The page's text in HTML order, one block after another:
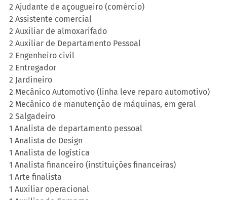
2 Ajudante de açougueiro (comércio)
2 Assistente comercial
2 Auxiliar de almoxarifado
2 Auxiliar de Departamento Pessoal
2 Engenheiro civil
2 Entregador
2 Jardineiro
2 Mecânico Automotivo (linha leve reparo automotivo)
2 Mecânico de manutenção de máquinas, em geral
2 Salgadeiro
1 Analista de departamento pessoal
1 Analista de Design
1 Analista de logística
1 Analista financeiro (instituições financeiras)
1 Arte finalista
1 Auxiliar operacional